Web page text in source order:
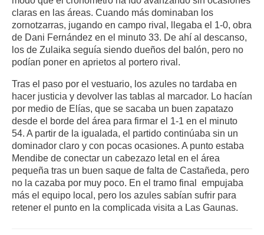
claras en las áreas. Cuando más dominaban los
zornotzarras, jugando en campo rival, llegaba el 1-0, obra
de Dani Fernández en el minuto 33. De ahí al descanso,
los de Zulaika seguía siendo dueños del balón, pero no
podían poner en aprietos al portero rival.
Tras el paso por el vestuario, los azules no tardaba en
hacer justicia y devolver las tablas al marcador. Lo hacían
por medio de Elías, que se sacaba un buen zapatazo
desde el borde del área para firmar el 1-1 en el minuto
54. A partir de la igualada, el partido continúaba sin un
dominador claro y con pocas ocasiones. A punto estaba
Mendibe de conectar un cabezazo letal en el área
pequeña tras un buen saque de falta de Castañeda, pero
no la cazaba por muy poco. En el tramo final empujaba
más el equipo local, pero los azules sabían sufrir para
retener el punto en la complicada visita a Las Gaunas.